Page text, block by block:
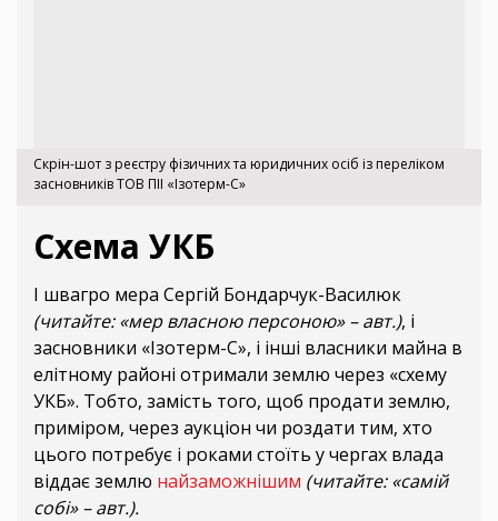
Скрін-шот з реєстру фізичних та юридичних осіб із переліком
засновників ТОВ ПІІ «Ізотерм-С»
Схема УКБ
І швагро мера Сергій Бондарчук-Василюк
(читайте: «мер власною персоною» – авт.), і
засновники «Ізотерм-С», і інші власники майна в
елітному районі отримали землю через «схему
УКБ». Тобто, замість того, щоб продати землю,
приміром, через аукціон чи роздати тим, хто
цього потребує і роками стоїть у чергах влада
віддає землю найзаможнішим (читайте: «самій
собі» – авт.).